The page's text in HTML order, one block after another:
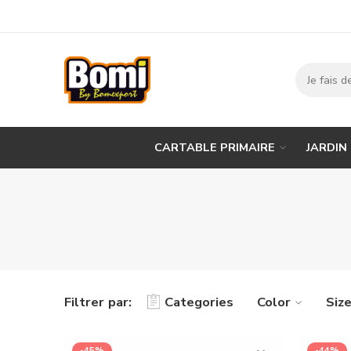
CARTABLE PRIMAIRE
Filtrer par: Categories Color Size